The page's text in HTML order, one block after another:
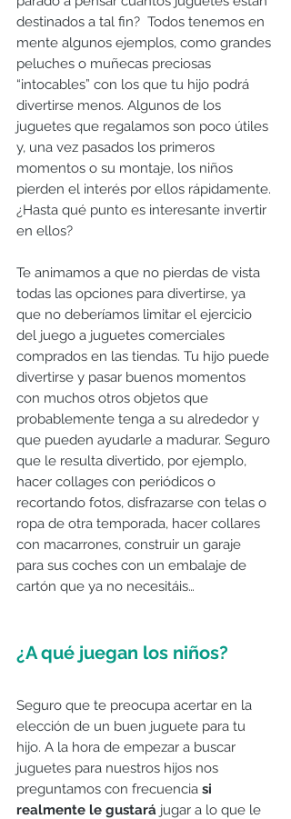
destinados a tal fin?  Todos tenemos en
mente algunos ejemplos, como grandes
peluches o muñecas preciosas
“intocables” con los que tu hijo podrá
divertirse menos. Algunos de los
juguetes que regalamos son poco útiles
y, una vez pasados los primeros
momentos o su montaje, los niños
pierden el interés por ellos rápidamente.
¿Hasta qué punto es interesante invertir
en ellos?
Te animamos a que no pierdas de vista
todas las opciones para divertirse, ya
que no deberíamos limitar el ejercicio
del juego a juguetes comerciales
comprados en las tiendas. Tu hijo puede
divertirse y pasar buenos momentos
con muchos otros objetos que
probablemente tenga a su alrededor y
que pueden ayudarle a madurar. Seguro
que le resulta divertido, por ejemplo,
hacer collages con periódicos o
recortando fotos, disfrazarse con telas o
ropa de otra temporada, hacer collares
con macarrones, construir un garaje
para sus coches con un embalaje de
cartón que ya no necesitáis…
¿A qué juegan los niños?
Seguro que te preocupa acertar en la
elección de un buen juguete para tu
hijo. A la hora de empezar a buscar
juguetes para nuestros hijos nos
preguntamos con frecuencia si
realmente le gustará jugar a lo que le